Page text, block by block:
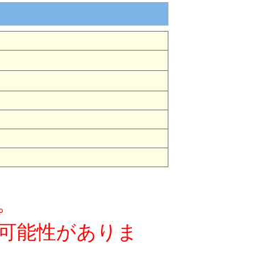
能性がありま